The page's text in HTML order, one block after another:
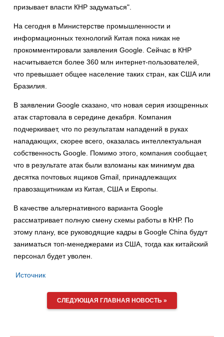
призывает власти КНР задуматься".
На сегодня в Министерстве промышленности и
информационных технологий Китая пока никак не
прокомментировали заявления Google. Сейчас в КНР
насчитывается более 360 млн интернет-пользователей,
что превышает общее население таких стран, как США или
Бразилия.
В заявлении Google сказано, что новая серия изощренных
атак стартовала в середине декабря. Компания
подчеркивает, что по результатам нападений в руках
нападающих, скорее всего, оказалась интеллектуальная
собственность Google. Помимо этого, компания сообщает,
что в результате атак были взломаны как минимум два
десятка почтовых ящиков Gmail, принадлежащих
правозащитникам из Китая, США и Европы.
В качестве альтернативного варианта Google
рассматривает полную смену схемы работы в КНР. По
этому плану, все руководящие кадры в Google China будут
заниматься топ-менеджерами из США, тогда как китайский
персонал будет уволен.
Источник
СЛЕДУЮЩАЯ ГЛАВНАЯ НОВОСТЬ »